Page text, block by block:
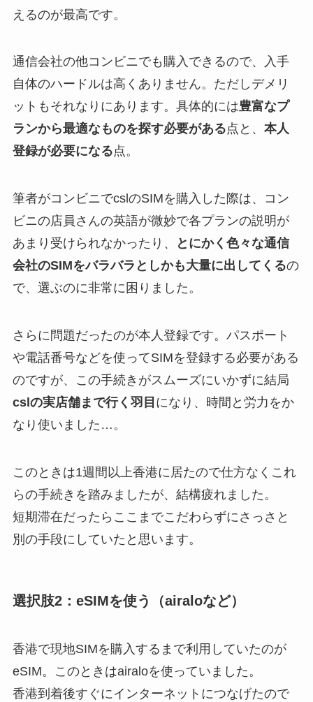
えるのが最高です。
通信会社の他コンビニでも購入できるので、入手
自体のハードルは高くありません。ただしデメリ
ットもそれなりにあります。具体的には豊富なプ
ランから最適なものを探す必要がある点と、 本人
登録が必要になる点。
筆者がコンビニでcslのSIMを購入した際は、コン
ビニの店員さんの英語が微妙で各プランの説明が
あまり受けられなかったり、
とにかく色々な通信
会社のSIMをバラバラとしかも大量に出してくるの
で、選ぶのに非常に困りました。
さらに問題だったのが本人登録です。パスポート
や電話番号などを使ってSIMを登録する必要がある
のですが、この手続きがスムーズにいかずに結局
cslの実店舗まで行く羽目 になり、時間と労力をか
なり使いました…。
このときは1週間以上香港に居たので仕方なくこれ
らの手続きを踏みましたが、結構疲れました。
短期滞在だったらここまでこだわらずにさっさと
別の手段にしていたと思います。
選択肢2：eSIMを使う（airaloなど）
香港で現地SIMを購入するまで利用していたのが
eSIM。このときはairaloを使っていました。
香港到着後すぐにインターネットにつなげたので